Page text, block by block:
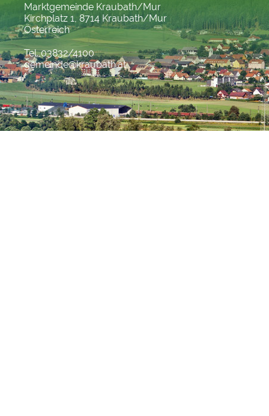
Marktgemeinde Kraubath/Mur
Kirchplatz 1, 8714 Kraubath/Mur
Österreich
Tel. 03832/4100
gemeinde@kraubath.at